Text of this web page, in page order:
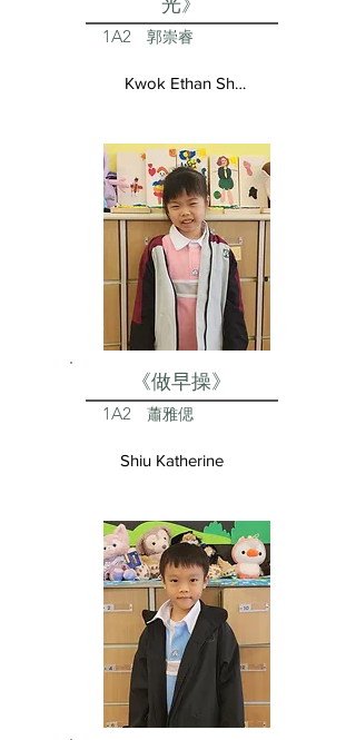
1A2 郭崇睿
Kwok Ethan Shun Yui
《做早操》
1A2 蕭雅偲
Shiu Katherine